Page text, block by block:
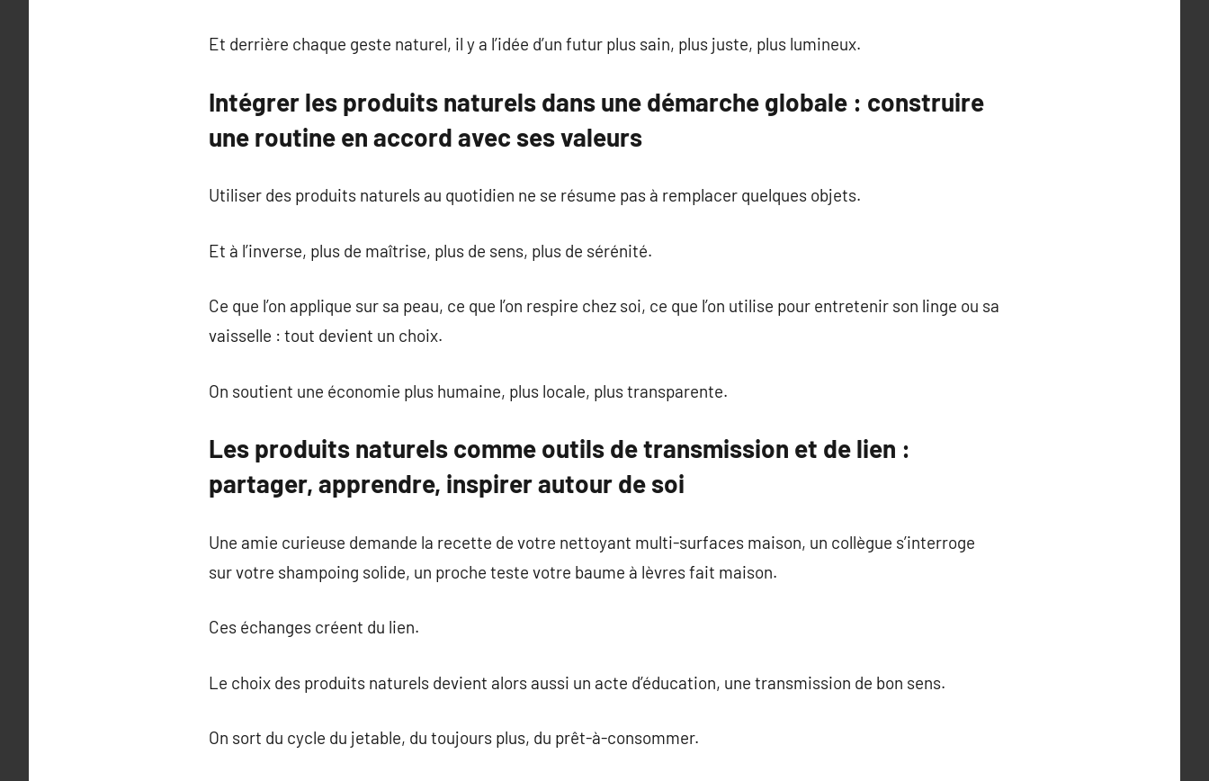
Et derrière chaque geste naturel, il y a l’idée d’un futur plus sain, plus juste, plus lumineux.
Intégrer les produits naturels dans une démarche globale : construire
une routine en accord avec ses valeurs
Utiliser des produits naturels au quotidien ne se résume pas à remplacer quelques objets.
Et à l’inverse, plus de maîtrise, plus de sens, plus de sérénité.
Ce que l’on applique sur sa peau, ce que l’on respire chez soi, ce que l’on utilise pour entretenir son linge ou sa
vaisselle : tout devient un choix.
On soutient une économie plus humaine, plus locale, plus transparente.
Les produits naturels comme outils de transmission et de lien :
partager, apprendre, inspirer autour de soi
Une amie curieuse demande la recette de votre nettoyant multi-surfaces maison, un collègue s’interroge
sur votre shampoing solide, un proche teste votre baume à lèvres fait maison.
Ces échanges créent du lien.
Le choix des produits naturels devient alors aussi un acte d’éducation, une transmission de bon sens.
On sort du cycle du jetable, du toujours plus, du prêt-à-consommer.